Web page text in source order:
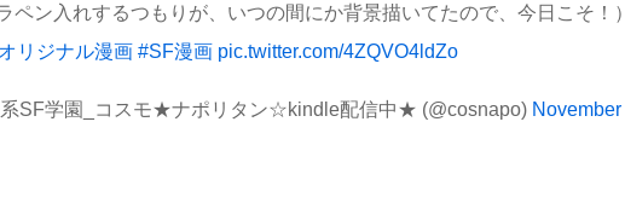
ペン入れするつもりが、いつの間にか背景描いてたので、今日こそ！）
リジナル漫画 #SF漫画 pic.twitter.com/4ZQVO4ldZo
SF学園_コスモ★ナポリタン☆kindle配信中★ (@cosnapo) November